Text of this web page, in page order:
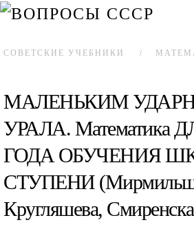
СОВЕТСКИЕ УЧЕБНИКИ
МАЛЕНЬКИМ
УРАЛА. Математика
ГОДА ОБУЧЕНИЯ
СТУПЕНИ
Кругляшева,